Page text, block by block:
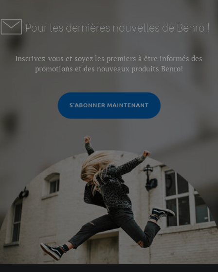
Pour les dernières nouvelles de Benro !
Inscrivez-vous et soyez les premiers à être informés des
promotions et des nouveaux produits Benro!